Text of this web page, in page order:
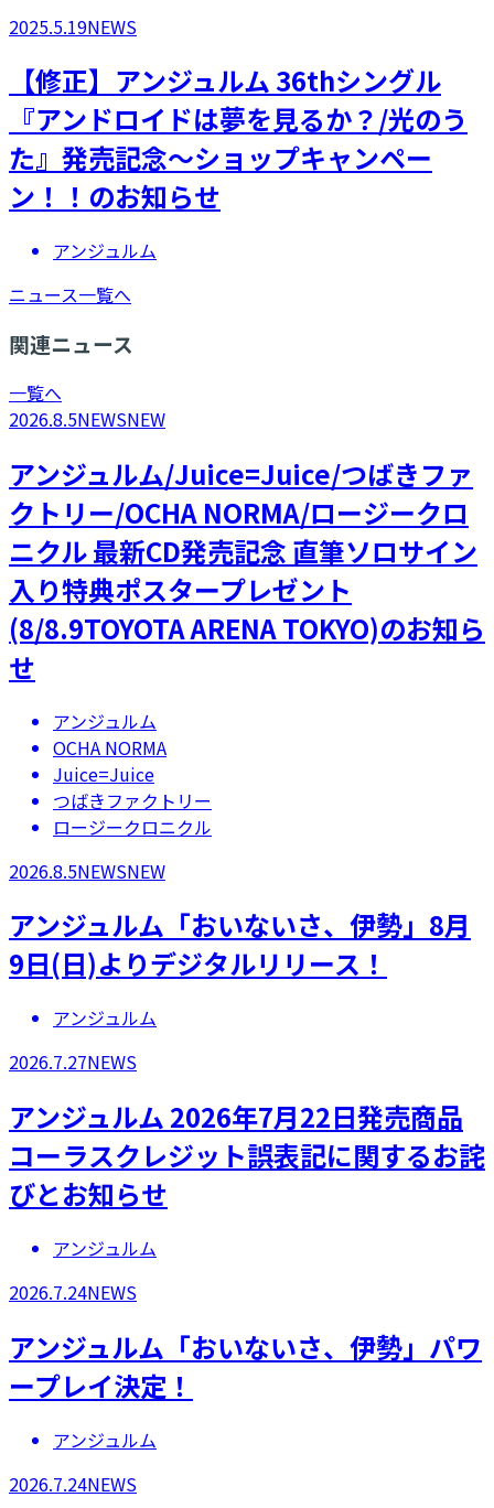
2025.5.19NEWS
【修正】アンジュルム 36thシングル
『アンドロイドは夢を見るか？/光のう
た』発売記念～ショップキャンペー
ン！！のお知らせ
アンジュルム
ニュース一覧へ
関連ニュース
一覧へ
2026.8.5NEWSNEW
アンジュルム/Juice=Juice/つばきファ
クトリー/OCHA NORMA/ロージークロ
ニクル 最新CD発売記念 直筆ソロサイン
入り特典ポスタープレゼント
(8/8.9TOYOTA ARENA TOKYO)のお知ら
せ
アンジュルム
OCHA NORMA
Juice=Juice
つばきファクトリー
ロージークロニクル
2026.8.5NEWSNEW
アンジュルム「おいないさ、伊勢」8月
9日(日)よりデジタルリリース！
アンジュルム
2026.7.27NEWS
アンジュルム 2026年7月22日発売商品
コーラスクレジット誤表記に関するお詫
びとお知らせ
アンジュルム
2026.7.24NEWS
アンジュルム「おいないさ、伊勢」パワ
ープレイ決定！
アンジュルム
2026.7.24NEWS